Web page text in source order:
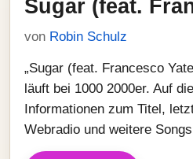
Sugar (feat.
von Robin Schulz
„Sugar (feat. Francesco
läuft bei 1000 2000er. Auf
Informationen zum Titel,
Webradio und weitere